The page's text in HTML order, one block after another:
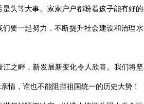
头等大事。家家户户都盼着孩子能有好
要一起努力，不断提升社会建设和治理
之畔，新发展新变化令人欣喜。我们将
情，谁也不能阻挡祖国统一的历史大势！